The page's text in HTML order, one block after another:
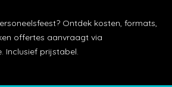
Ontdek kosten, formats,
offertes aanvraagt via
Inclusief prijstabel.